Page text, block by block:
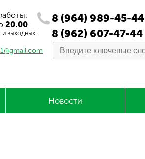
20.00
и выходных
8 (964) 989-45-44
8 (962) 607-47-44
Новости